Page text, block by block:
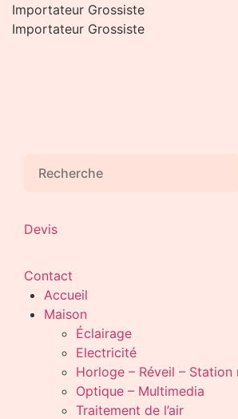
Aller
au
Importateur Grossiste
Importateur Grossiste
Devis
Contact
Accueil
Maison
Éclairage
Electricité
Horloge – Réveil – Station
Optique – Multimedia
Traitement de l’air